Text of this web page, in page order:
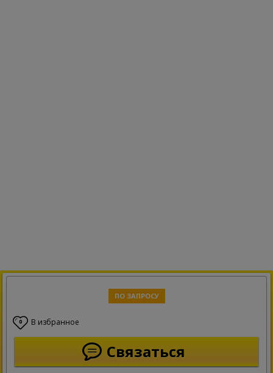
ПО ЗАПРОСУ
0 В избранное
Связаться